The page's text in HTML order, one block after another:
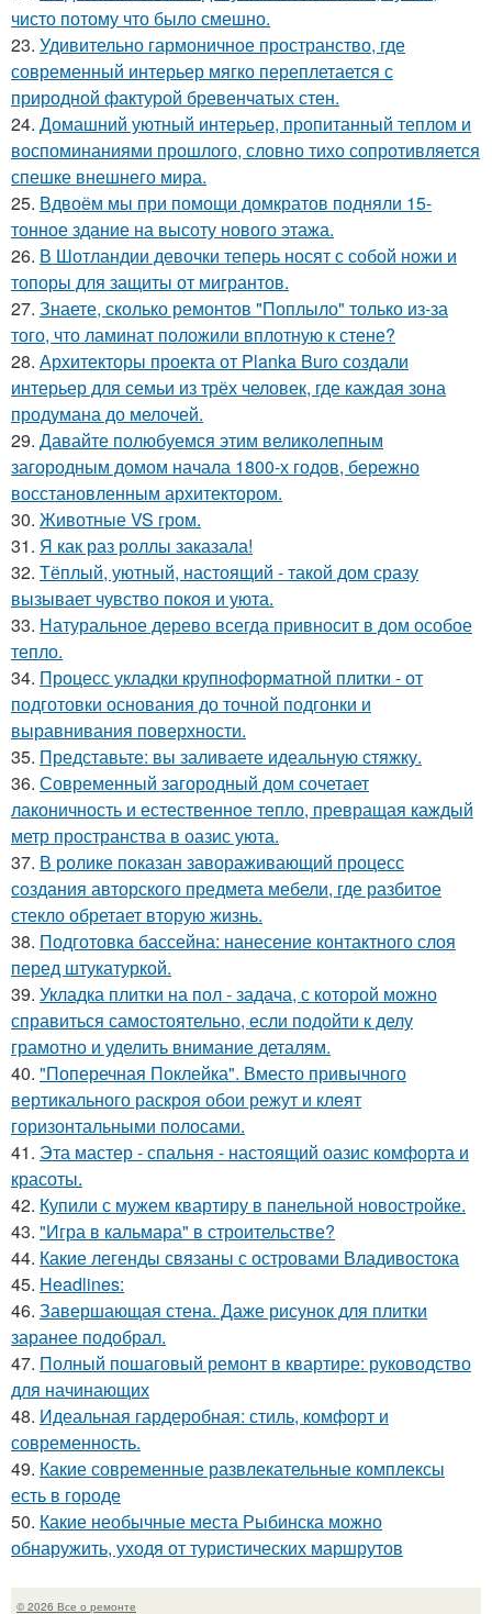
чисто потому что было смешно.
23. Удивительно гармоничное пространство, где
современный интерьер мягко переплетается с
природной фактурой бревенчатых стен.
24. Домашний уютный интерьер, пропитанный теплом и
воспоминаниями прошлого, словно тихо сопротивляется
спешке внешнего мира.
25. Вдвоём мы при помощи домкратов подняли 15-
тонное здание на высоту нового этажа.
26. В Шотландии девочки теперь носят с собой ножи и
топоры для защиты от мигрантов.
27. Знаете, сколько ремонтов "Поплыло" только из-за
того, что ламинат положили вплотную к стене?
28. Архитекторы проекта от Planka Buro создали
интерьер для семьи из трёх человек, где каждая зона
продумана до мелочей.
29. Давайте полюбуемся этим великолепным
загородным домом начала 1800-х годов, бережно
восстановленным архитектором.
30. Животные VS гром.
31. Я как раз роллы заказала!
32. Тёплый, уютный, настоящий - такой дом сразу
вызывает чувство покоя и уюта.
33. Натуральное дерево всегда привносит в дом особое
тепло.
34. Процесс укладки крупноформатной плитки - от
подготовки основания до точной подгонки и
выравнивания поверхности.
35. Представьте: вы заливаете идеальную стяжку.
36. Современный загородный дом сочетает
лаконичность и естественное тепло, превращая каждый
метр пространства в оазис уюта.
37. В ролике показан завораживающий процесс
создания авторского предмета мебели, где разбитое
стекло обретает вторую жизнь.
38. Подготовка бассейна: нанесение контактного слоя
перед штукатуркой.
39. Укладка плитки на пол - задача, с которой можно
справиться самостоятельно, если подойти к делу
грамотно и уделить внимание деталям.
40. "Поперечная Поклейка". Вместо привычного
вертикального раскроя обои режут и клеят
горизонтальными полосами.
41. Эта мастер - спальня - настоящий оазис комфорта и
красоты.
42. Купили с мужем квартиру в панельной новостройке.
43. "Игра в кальмара" в строительстве?
44. Какие легенды связаны с островами Владивостока
45. Headlines:
46. Завершающая стена. Даже рисунок для плитки
заранее подобрал.
47. Полный пошаговый ремонт в квартире: руководство
для начинающих
48. Идеальная гардеробная: стиль, комфорт и
современность.
49. Какие современные развлекательные комплексы
есть в городе
50. Какие необычные места Рыбинска можно
обнаружить, уходя от туристических маршрутов
© 2026 Все о ремонте